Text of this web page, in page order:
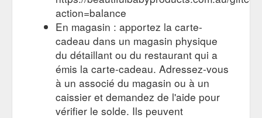
action=balance
En magasin : apportez la carte-
cadeau dans un magasin physique
du détaillant ou du restaurant qui a
émis la carte-cadeau. Adressez-vous
à un associé du magasin ou à un
caissier et demandez de l'aide pour
vérifier le solde. Ils peuvent